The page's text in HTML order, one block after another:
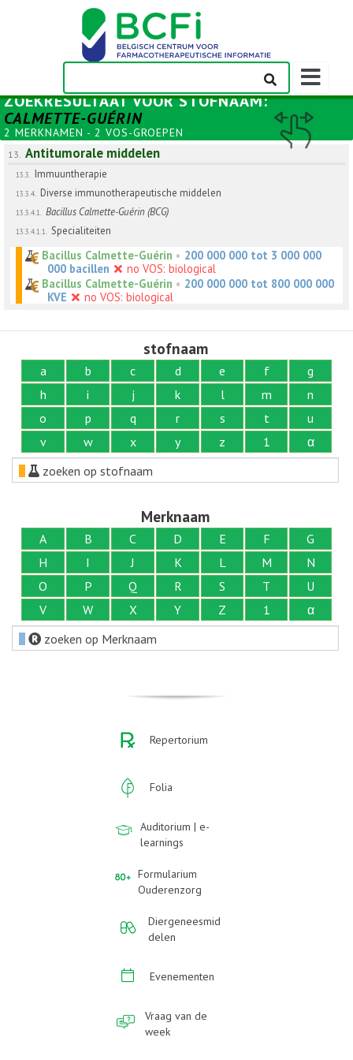
ZOEKRESULTAAT VOORSTOFNAAM:
CALMETTE-GUÉRIN
2 MERKNAMEN - 2 VOS-GROEPEN
13. Antitumorale middelen
13.3. Immuuntherapie
13.3.4. Diverse immunotherapeutische middelen
13.3.4.1. Bacillus Calmette-Guérin (BCG)
13.3.4.1.1. Specialiteiten
Bacillus Calmette-Guérin • 200 000 000 tot 3 000 000
000 bacillen
no VOS: biological
Bacillus Calmette-Guérin • 200 000 000 tot 800 000 000
KVE
no VOS: biological
stofnaam
a b c d e f
g
h
i j k l m
n
o
p q r s t
u
v
w x y z 1
α
zoeken op stofnaam
Merknaam
A B C D E F
G
H
I J K L M
N
O
P Q R S T
U
V
W X Y Z 1
α
zoeken op Merknaam
Repertorium
Folia
Auditorium | e-
learnings
Formularium
Ouderenzorg
Diergeneesmid
delen
Evenementen
Vraag van de
week